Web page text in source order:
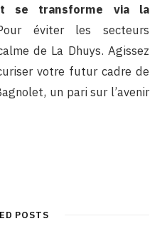
se transforme via la
éviter les secteurs
de La Dhuys. Agissez
votre futur cadre de
un pari sur l’avenir
POSTS